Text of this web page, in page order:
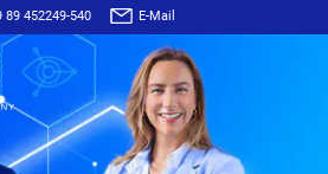
89 452249-540 E-Mail